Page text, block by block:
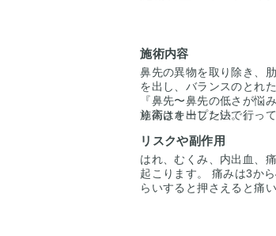
施術内容
鼻先の異物を取り除き、
を出し、バランスのとれ
『鼻先〜鼻先の低さが悩
り高さを出したい。』
オステオポールは大鼻翼
し変形していました。
オステオポールを抜去し
っかりと高いベースを作
施術はオープン法で行っ
す。
手術後1ヶ月でスッキリ
し、半年ほどで完成とな
鼻柱の傷もまだ赤みはあ
リスクや副作用
はれ、むくみ、内出血、
起こります。 痛みは3か
らいすると押さえると痛